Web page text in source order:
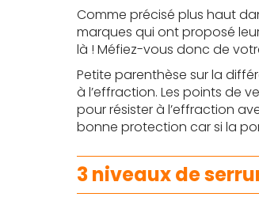
Comme précisé plus haut
marques qui ont proposé
là ! Méfiez-vous donc de
Petite parenthèse sur la
à l’effraction. Les points de
pour résister à l’effraction
bonne protection car si la
3 niveaux de